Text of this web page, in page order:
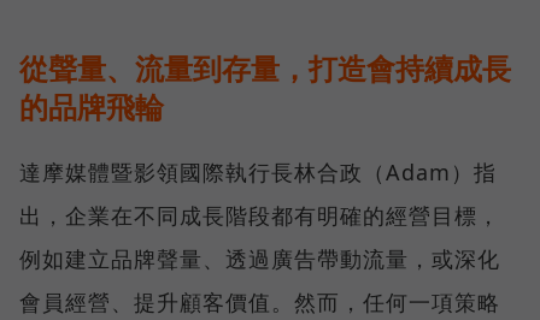
從聲量、流量到存量，打造會持續成長
的品牌飛輪
達摩媒體暨影領國際執行長林合政（Adam）指
出，企業在不同成長階段都有明確的經營目標，
例如建立品牌聲量、透過廣告帶動流量，或深化
會員經營、提升顧客價值。然而，任何一項策略